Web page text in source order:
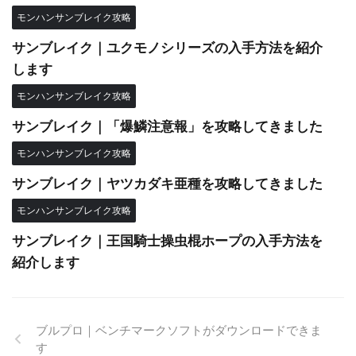
モンハンサンブレイク攻略
サンブレイク｜ユクモノシリーズの入手方法を紹介
します
モンハンサンブレイク攻略
サンブレイク｜「爆鱗注意報」を攻略してきました
モンハンサンブレイク攻略
サンブレイク｜ヤツカダキ亜種を攻略してきました
モンハンサンブレイク攻略
サンブレイク｜王国騎士操虫棍ホープの入手方法を
紹介します
ブルプロ｜ベンチマークソフトがダウンロードできま
す